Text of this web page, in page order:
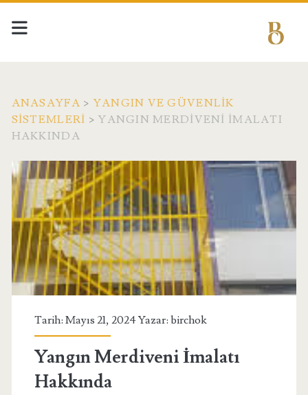
ANASAYFA >YANGIN VE GÜVENLIK
SISTEMLERI >YANGIN MERDIVENI İMALATI
HAKKINDA
Tarih: Mayıs 21, 2024 Yazar: birchok
Yangın Merdiveni İmalatı
Hakkında